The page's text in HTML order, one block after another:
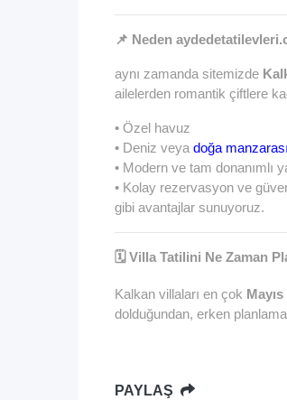
📌 Neden
aynı zamanda sitemizde
ailelerden romantik çiftlere
• Özel havuz
• Deniz veya doğa manzarası
• Modern ve tam donanımlı
• Kolay rezervasyon ve
gibi avantajlar sunuyoruz.
🗓️ Villa Tatilini Ne Zaman
Kalkan villaları en çok
dolduğundan, erken
PAYLAŞ